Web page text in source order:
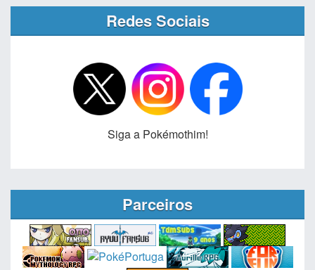
Redes Sociais
Siga a Pokémothim!
Parceiros